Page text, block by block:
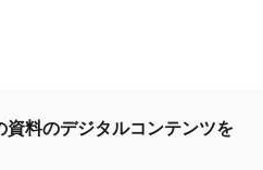
資料のデジタルコンテンツを